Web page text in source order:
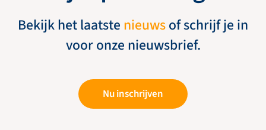
Bekijk het laatste nieuwsof schrijf je in
voor onze nieuwsbrief.
Nu inschrijven